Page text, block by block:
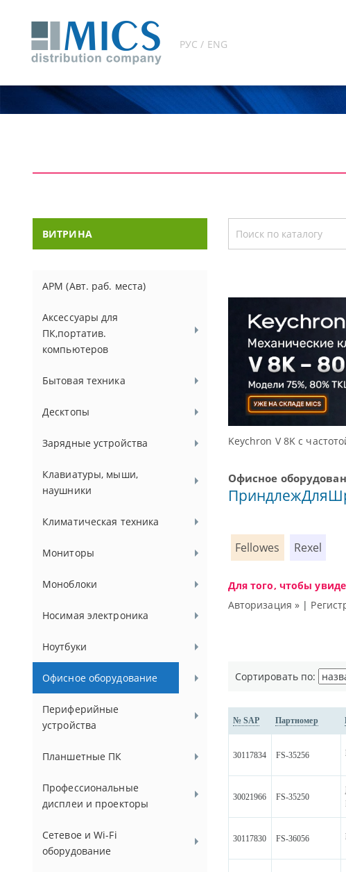
РУС / ENG
ВИТРИНА
АРМ (Авт. раб. места)
Аксессуары для
ПК,портатив.
компьютеров
Бытовая техника
Десктопы
Зарядные устройства
Клавиатуры, мыши,
наушники
Климатическая техника
Мониторы
Моноблоки
Носимая электроника
Ноутбуки
Офисное оборудование
Периферийные
устройства
Планшетные ПК
Профессиональные
дисплеи и проекторы
Сетевое и Wi-Fi
оборудование
Keychron V 8K с частотой опроса 8000
Офисное
Fellowes Rexel
Для того, чтобы
Авторизация » |
Сортировать по:
№ SAP Партномер
30117834 FS-35256
30021966 FS-35250
30117830 FS-36056